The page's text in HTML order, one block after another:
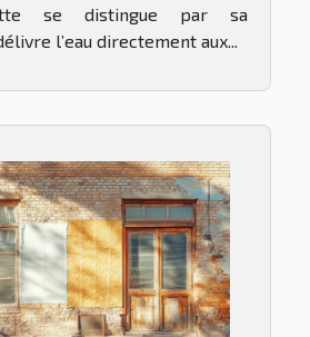
se distingue par sa
l’eau directement aux...